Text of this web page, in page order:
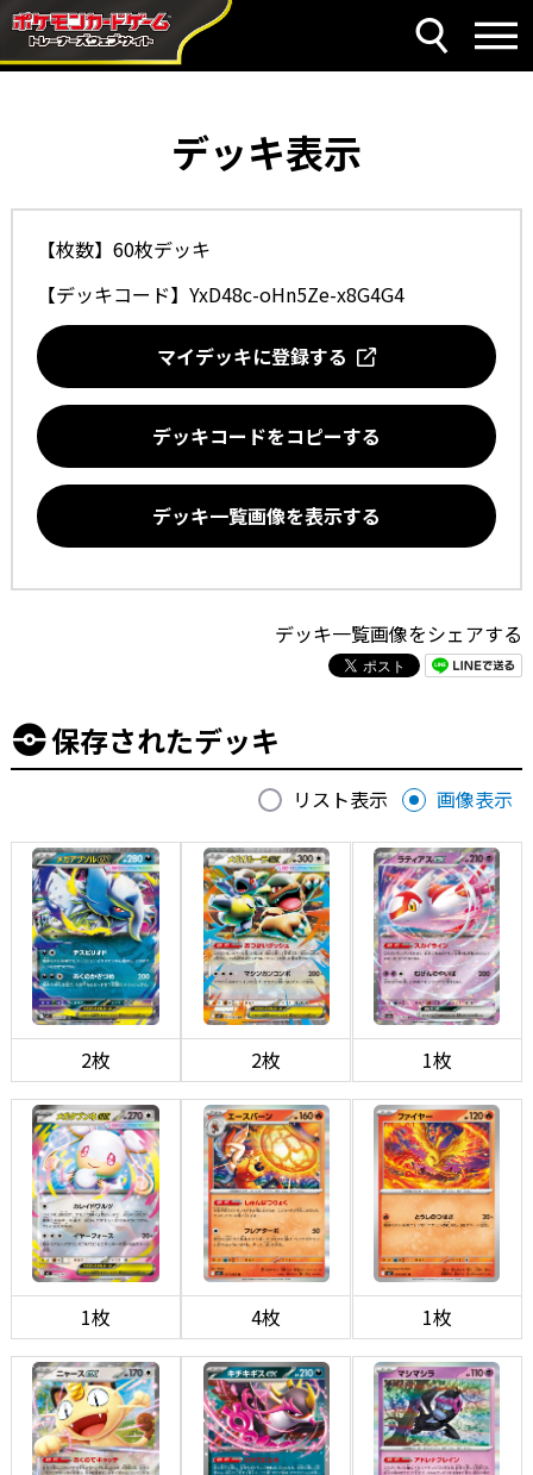
デッキ表示
【枚数】60枚デッキ
【デッキコード】 YxD48c-oHn5Ze-x8G4G4
マイデッキに登録する
デッキコードをコピーする
デッキ一覧画像を表示する
デッキ一覧画像をシェアする
保存されたデッキ
リスト表示 画像表示
2枚 2枚 1枚
1枚 4枚 1枚